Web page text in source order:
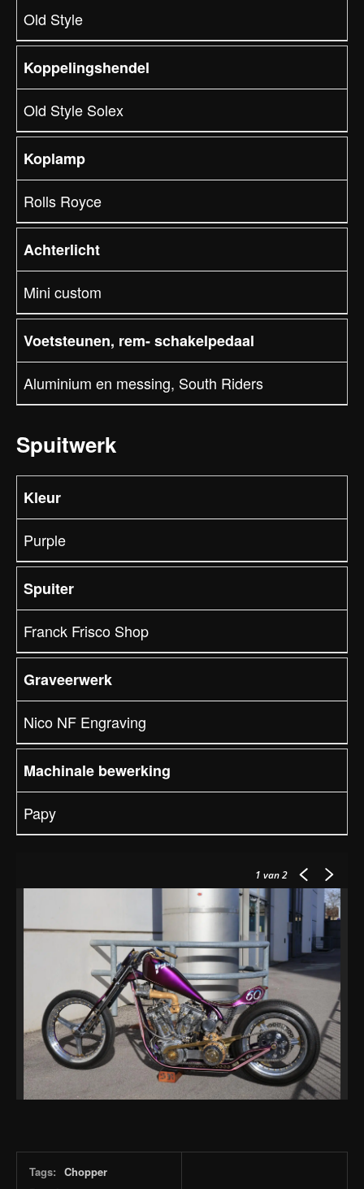
Old Style
Koppelingshendel
Old Style Solex
Koplamp
Rolls Royce
Achterlicht
Mini custom
Voetsteunen, rem- schakelpedaal
Aluminium en messing, South Riders
Spuitwerk
Kleur
Purple
Spuiter
Franck Frisco Shop
Graveerwerk
Nico NF Engraving
Machinale bewerking
Papy
1 van 2
Tags: Chopper